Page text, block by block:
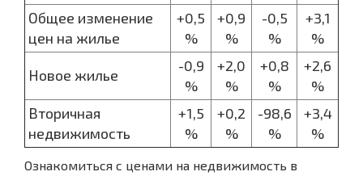
Общее изменение
цен на жилье
+0,5
%
+0,9
%
-0,5
%
+3,1
%
Новое жилье
-0,9
%
+2,0
%
+0,8
%
+2,6
%
Вторичная
недвижимость
+1,5
%
+0,2
%
-98,6
%
+3,4
%
Ознакомиться с ценами на недвижимость в